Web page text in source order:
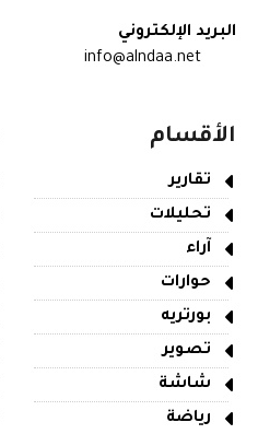
البريد الإلكتروني
info@alndaa.net
الأقسام
تقارير
تحليلات
آراء
حوارات
بورتريه
تصوير
شاشة
رياضة